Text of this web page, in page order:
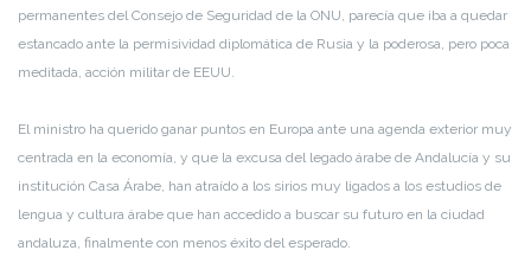
permanentes del Consejo de Seguridad de la ONU, parecía que iba a quedar
estancado ante la permisividad diplomática de Rusia y la poderosa, pero poca
meditada, acción militar de EEUU.
El ministro ha querido ganar puntos en Europa ante una agenda exterior muy
centrada en la economía, y que la excusa del legado árabe de Andalucía y su
institución Casa Árabe, han atraído a los sirios muy ligados a los estudios de
lengua y cultura árabe que han accedido a buscar su futuro en la ciudad
andaluza, finalmente con menos éxito del esperado.